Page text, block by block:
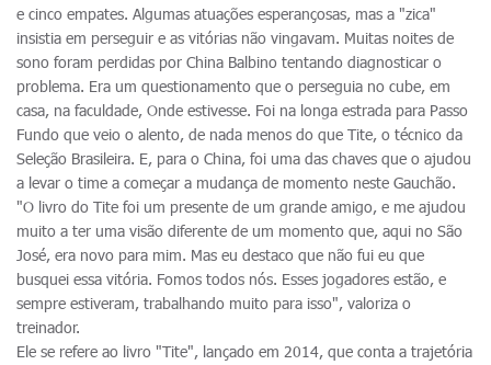
e cinco empates. Algumas atuações esperançosas, mas a "zica"
insistia em perseguir e as vitórias não vingavam. Muitas noites de
sono foram perdidas por China Balbino tentando diagnosticar o
problema. Era um questionamento que o perseguia no cube, em
casa, na faculdade, Onde estivesse. Foi na longa estrada para Passo
Fundo que veio o alento, de nada menos do que Tite, o técnico da
Seleção Brasileira. E, para o China, foi uma das chaves que o ajudou
a levar o time a começar a mudança de momento neste Gauchão.
"O livro do Tite foi um presente de um grande amigo, e me ajudou
muito a ter uma visão diferente de um momento que, aqui no São
José, era novo para mim. Mas eu destaco que não fui eu que
busquei essa vitória. Fomos todos nós. Esses jogadores estão, e
sempre estiveram, trabalhando muito para isso", valoriza o
treinador.
Ele se refere ao livro "Tite", lançado em 2014, que conta a trajetória